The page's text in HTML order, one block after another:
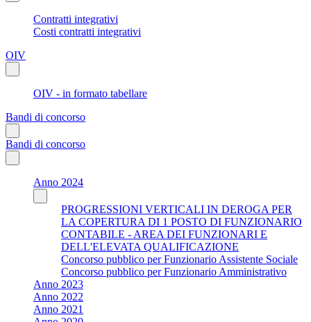
Contratti integrativi
Costi contratti integrativi
OIV
OIV - in formato tabellare
Bandi di concorso
Bandi di concorso
Anno 2024
PROGRESSIONI VERTICALI IN DEROGA PER
LA COPERTURA DI 1 POSTO DI FUNZIONARIO
CONTABILE - AREA DEI FUNZIONARI E
DELL'ELEVATA QUALIFICAZIONE
Concorso pubblico per Funzionario Assistente Sociale
Concorso pubblico per Funzionario Amministrativo
Anno 2023
Anno 2022
Anno 2021